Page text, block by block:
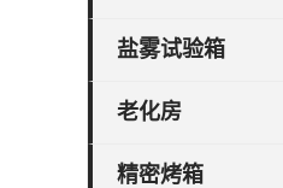
盐雾试验箱
老化房
精密烤箱